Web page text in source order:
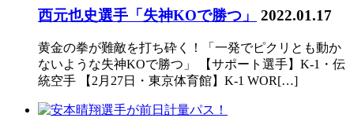
西元也史選手「失神KOで勝つ」 2022.01.17
黄金の拳が難敵を打ち砕く！「一発でピクリとも動か
ないような失神KOで勝つ」 【サポート選手】K-1・伝
統空手 【2月27日・東京体育館】K-1 WOR[…]